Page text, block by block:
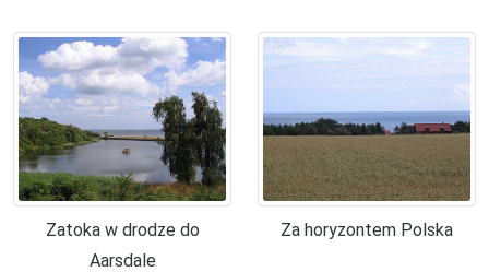
Zatoka w drodze do
Aarsdale
Za horyzontem Polska